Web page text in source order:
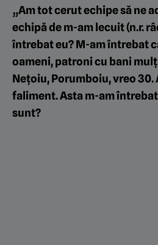
„Am tot cerut echipe să ne
echipă de m-am lecuit (n.r.
întrebat eu? M-am întrebat
oameni, patroni cu bani
Nețoiu, Porumboiu, vreo 30.
faliment. Asta m-am întrebat
sunt?